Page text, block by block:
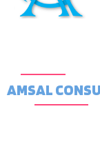
AMSAL